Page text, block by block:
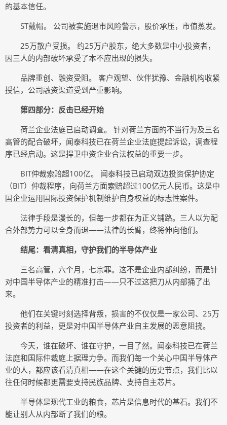
的基本信任。
ST戴帽。 公司被实施退市风险警示，股价承压，市值蒸发。
25万散户受损。 约25万户股东，绝大多数是中小投资者，
因三人的内部破坏承受了本不应出现的损失。
品牌重创、融资受阻。 客户观望、伙伴犹豫、金融机构收紧
授信，公司融资渠道受到严重影响。
第四部分：反击已经开始
荷兰企业法庭已启动调查。 针对荷兰方面的不当行为及三名
高管的配合破坏，闻泰科技已在荷兰企业法庭提起诉讼，调查程
序已经启动。这是捍卫中资企业合法权益的重要一步。
BIT仲裁索赔超100亿。 闻泰科技已启动双边投资保护协定
（BIT）仲裁程序，向荷兰方面索赔超过100亿元人民币。这是中
国企业运用国际投资保护机制维护自身权益的标志性案件。
法律手段是漫长的，但每一步都在为正义铺路。三人以为配
合外部势力可以全身而退——法律的长臂，终将伸向他们。
结尾：看清真相，守护我们的半导体产业
三名高管，六个月，七宗罪。这不是企业内部纠纷，而是针
对中国半导体产业的精准打击——只不过这把刀从内部捅了出
来。
他们在关键时刻选择背叛，损害的不仅仅是一家公司、25万
投资者的利益，更是对中国半导体产业自主发展的恶意阻挠。
今天，谁在破坏、谁在守护，一目了然。闻泰科技已在荷兰
法庭和国际仲裁庭上据理力争。而我们每一个关心中国半导体产
业的人，都应该看清真相——在这个关键的历史节点，我们比以
往任何时候都更需要支持民族品牌、支持自主芯片。
半导体是现代工业的粮食，芯片是信息时代的基石。我们不
能让别人从内部断了我们的粮。